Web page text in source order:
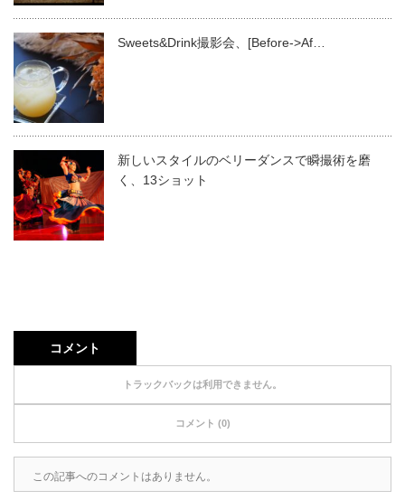
Sweets&Drink撮影会、[Before->Af…
新しいスタイルのベリーダンスで瞬撮術を磨
く、13ショット
コメント
トラックバックは利用できません。
コメント (0)
この記事へのコメントはありません。